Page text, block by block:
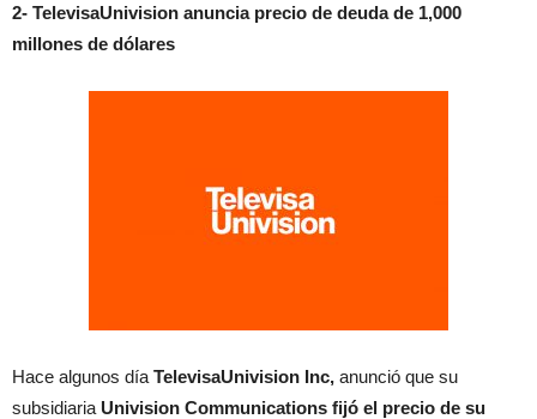
2- TelevisaUnivision anuncia precio de deuda de 1,000
millones de dólares
Hace algunos día TelevisaUnivision Inc, anunció que su
subsidiaria Univision Communications fijó el precio de su